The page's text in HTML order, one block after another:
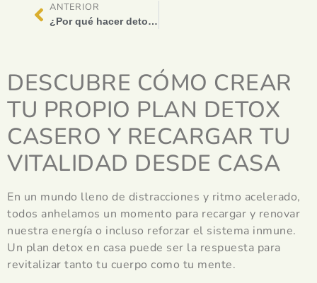
ANTERIOR
¿Por qué hacer detox forma parte de un estilo de vida saludable?
DESCUBRE CÓMO CREAR
TU PROPIO PLAN DETOX
CASERO Y RECARGAR TU
VITALIDAD DESDE CASA
En un mundo lleno de distracciones y ritmo acelerado,
todos anhelamos un momento para recargar y renovar
nuestra energía o incluso reforzar el sistema inmune.
Un plan detox en casa puede ser la respuesta para
revitalizar tanto tu cuerpo como tu mente.